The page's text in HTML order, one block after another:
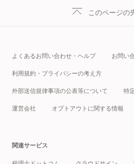
このページの
よくあるお問い合わせ・ヘルプ お問い
利用規約・プライバシーの考え方
外部送信規律事項の公表等について 特
運営会社 オプトアウトに関する情報
関連サービス